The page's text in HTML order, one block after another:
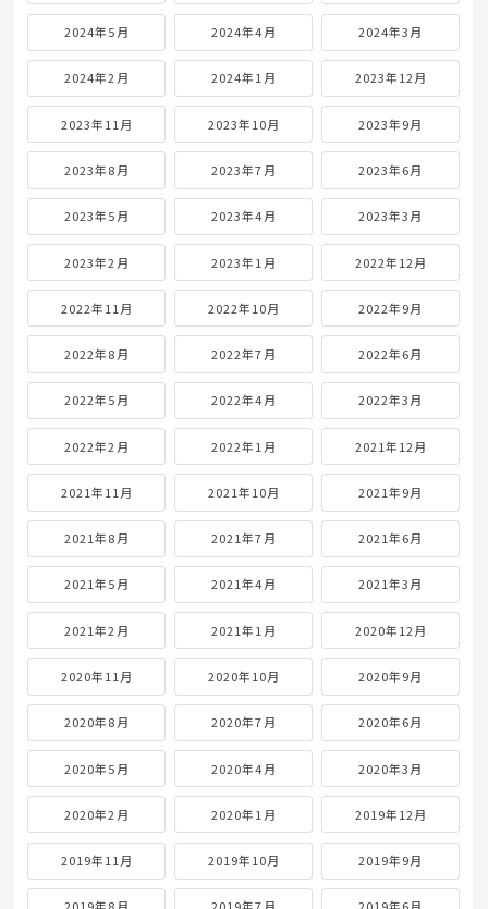
2024年5月 2024年4月 2024年3月
2024年2月 2024年1月 2023年12月
2023年11月 2023年10月 2023年9月
2023年8月 2023年7月 2023年6月
2023年5月 2023年4月 2023年3月
2023年2月 2023年1月 2022年12月
2022年11月 2022年10月 2022年9月
2022年8月 2022年7月 2022年6月
2022年5月 2022年4月 2022年3月
2022年2月 2022年1月 2021年12月
2021年11月 2021年10月 2021年9月
2021年8月 2021年7月 2021年6月
2021年5月 2021年4月 2021年3月
2021年2月 2021年1月 2020年12月
2020年11月 2020年10月 2020年9月
2020年8月 2020年7月 2020年6月
2020年5月 2020年4月 2020年3月
2020年2月 2020年1月 2019年12月
2019年11月 2019年10月 2019年9月